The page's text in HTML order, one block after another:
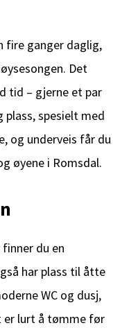
fire ganger daglig,
Det
tid – gjerne et par
spesielt med
og underveis får du
øyene i Romsdal.
du en
har plass til åtte
WC og dusj,
er lurt å tømme før